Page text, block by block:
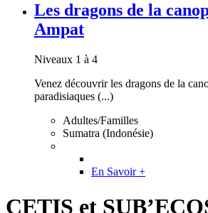
Les dragons de la
Ampat
Niveaux 1 à 4
Venez découvrir les dragons de la
paradisiaques (...)
Adultes/Familles
Sumatra (Indonésie)
En Savoir +
CETIS et